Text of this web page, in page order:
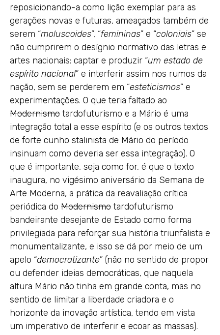
reposicionando-a como lição exemplar para as
gerações novas e futuras, ameaçados também de
serem “moluscoides”, “femininas” e “coloniais” se
não cumprirem o desígnio normativo das letras e
artes nacionais: captar e produzir “um estado de
espírito nacional” e interferir assim nos rumos da
nação, sem se perderem em “esteticismos” e
experimentações. O que teria faltado ao
Modernismo tardofuturismo e a Mário é uma
integração total a esse espírito (e os outros textos
de forte cunho stalinista de Mário do período
insinuam como deveria ser essa integração). O
que é importante, seja como for, é que o texto
inaugura, no vigésimo aniversário da Semana de
Arte Moderna, a prática da reavaliação crítica
periódica do Modernismo tardofuturismo
bandeirante desejante de Estado como forma
privilegiada para reforçar sua história triunfalista e
monumentalizante, e isso se dá por meio de um
apelo “democratizante” (não no sentido de propor
ou defender ideias democráticas, que naquela
altura Mário não tinha em grande conta, mas no
sentido de limitar a liberdade criadora e o
horizonte da inovação artística, tendo em vista
um imperativo de interferir e ecoar as massas).